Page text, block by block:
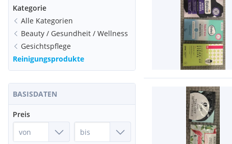
Kategorie
Alle Kategorien
Beauty / Gesundheit / Wellness
Gesichtspflege
Reinigungsprodukte
BASISDATEN
Preis